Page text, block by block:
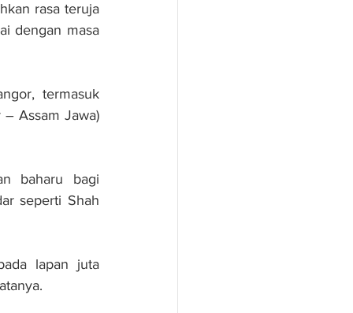
rasa teruja
dengan masa
termasuk
– Assam Jawa)
baharu bagi
seperti Shah
lapan juta